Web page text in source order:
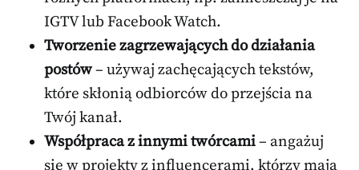
IGTV lub Facebook Watch.
Tworzenie zagrzewających do działania
postów– używaj zachęcających tekstów,
które skłonią odbiorców do przejścia na
Twój kanał.
Współpraca z innymi twórcami– angażuj
się w projekty z influencerami, którzy mają